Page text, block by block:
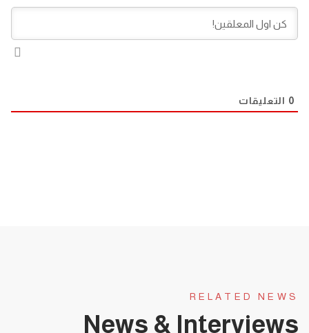
0 التعليقات
RELATED NEWS
News & Interviews